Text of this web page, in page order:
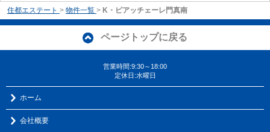
住都エステート > 物件一覧 > K・ピアッチェーレ門真南
ページトップに戻る
営業時間:9:30～18:00
定休日:水曜日
ホーム
会社概要